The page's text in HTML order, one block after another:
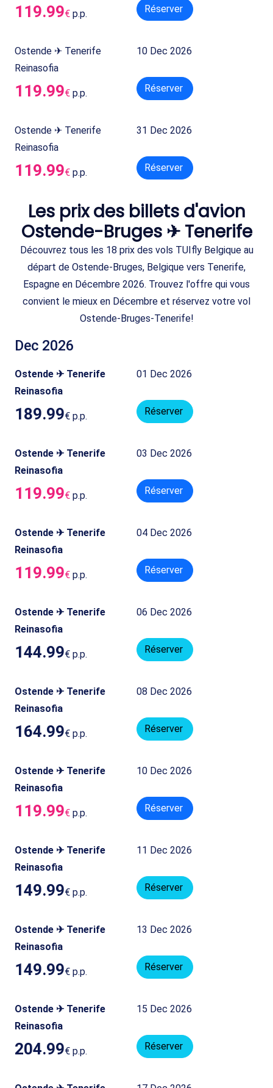
119.99€ p.p. Réserver
Ostende ✈ Tenerife
Reinasofia
10 Dec 2026
119.99€ p.p. Réserver
Ostende ✈ Tenerife
Reinasofia
31 Dec 2026
119.99€ p.p. Réserver
Les prix des billets d'avion
Ostende-Bruges ✈ Tenerife
Découvrez tous les 18 prix des vols TUIfly Belgique au
départ de Ostende-Bruges, Belgique vers Tenerife,
Espagne en Décembre 2026. Trouvez l'offre qui vous
convient le mieux en Décembre et réservez votre vol
Ostende-Bruges-Tenerife!
Dec 2026
Ostende ✈ Tenerife
Reinasofia
01 Dec 2026
189.99€ p.p. Réserver
Ostende ✈ Tenerife
Reinasofia
03 Dec 2026
119.99€ p.p. Réserver
Ostende ✈ Tenerife
Reinasofia
04 Dec 2026
119.99€ p.p. Réserver
Ostende ✈ Tenerife
Reinasofia
06 Dec 2026
144.99€ p.p. Réserver
Ostende ✈ Tenerife
Reinasofia
08 Dec 2026
164.99€ p.p. Réserver
Ostende ✈ Tenerife
Reinasofia
10 Dec 2026
119.99€ p.p. Réserver
Ostende ✈ Tenerife
Reinasofia
11 Dec 2026
149.99€ p.p. Réserver
Ostende ✈ Tenerife
Reinasofia
13 Dec 2026
149.99€ p.p. Réserver
Ostende ✈ Tenerife
Reinasofia
15 Dec 2026
204.99€ p.p. Réserver